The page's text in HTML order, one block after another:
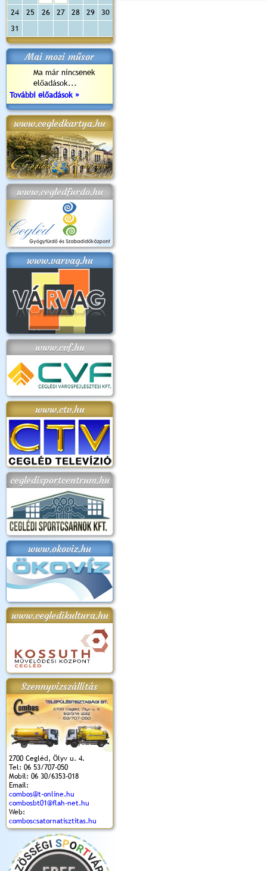
24
25 26 27 28 29
30
31
Mai mozi műsor
Ma már nincsenek
előadások...
További előadások »
www.cegledkartya.hu
www.cegledfurdo.hu
www.varvag.hu
www.cvf.hu
www.ctv.hu
cegledisportcentrum.hu
www.okoviz.hu
www.cegledikultura.hu
Szennyvízszállítás
2700 Cegléd, Ölyv u. 4.
Tel: 06 53/707-050
Mobil: 06 30/6353-018
Email:
combos@t-online.hu
combosbt01@flah-net.hu
Web:
comboscsatornatisztitas.hu
2018.
Kossuth Toborzó
Ünnepély
Szent István Ünnepe
(2017. 08. 20.)